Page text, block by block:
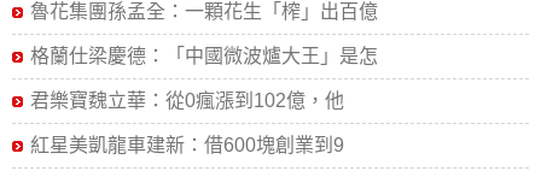
魯花集團孫孟全：一顆花生「榨」出百億
格蘭仕梁慶德：「中國微波爐大王」是怎
君樂寶魏立華：從0瘋漲到102億，他
紅星美凱龍車建新：借600塊創業到9